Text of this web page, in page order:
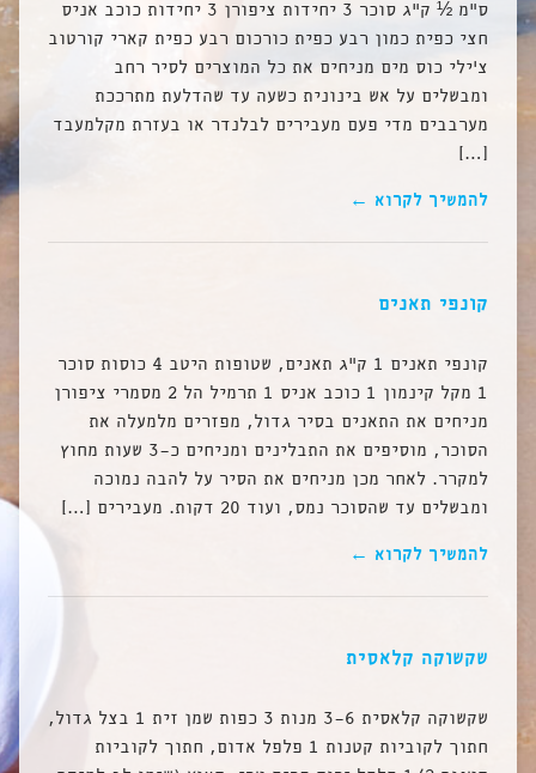
ס”מ ½ ק”ג סוכר 3 יחידות ציפורן 3 יחידות כוכב אניס
חצי כפית כמון רבע כפית כורכום רבע כפית קארי קורטוב
צ’ילי כוס מים מניחים את כל המוצרים לסיר רחב
ומבשלים על אש בינונית כשעה עד שהדלעת מתרככת
מערבבים מדי פעם מעבירים לבלנדר או בעזרת מקלמעבד
[…]
להמשיך לקרוא ←
קונפי תאנים
קונפי תאנים 1 ק”ג תאנים, שטופות היטב 4 כוסות סוכר
1 מקל קינמון 1 כוכב אניס 1 תרמיל הל 2 מסמרי ציפורן
מניחים את התאנים בסיר גדול, מפזרים מלמעלה את
הסוכר, מוסיפים את התבלינים ומניחים כ-3 שעות מחוץ
למקרר. לאחר מכן מניחים את הסיר על להבה נמוכה
ומבשלים עד שהסוכר נמס, ועוד 20 דקות. מעבירים […]
להמשיך לקרוא ←
שקשוקה קלאסית
שקשוקה קלאסית 3-6 מנות 3 כפות שמן זית 1 בצל גדול,
חתוך לקוביות קטנות 1 פלפל אדום, חתוך לקוביות